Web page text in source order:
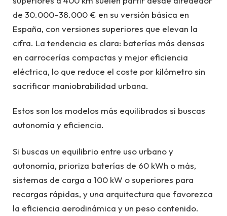
de 30.000–38.000 € en su versión básica en
España, con versiones superiores que elevan la
cifra. La tendencia es clara: baterías más densas
en carrocerías compactas y mejor eficiencia
eléctrica, lo que reduce el coste por kilómetro sin
sacrificar maniobrabilidad urbana.
Estos son los modelos más equilibrados si buscas
autonomía y eficiencia.
Si buscas un equilibrio entre uso urbano y
autonomía, prioriza baterías de 60 kWh o más,
sistemas de carga a 100 kW o superiores para
recargas rápidas, y una arquitectura que favorezca
la eficiencia aerodinámica y un peso contenido.